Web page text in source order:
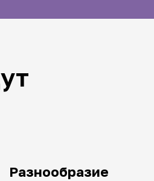
Разнообразие